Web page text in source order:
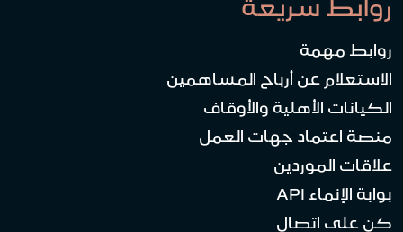
روابط سريعة
روابط مهمة
الاستعلام عن أرباح المساهمين
الكيانات الأهلية والأوقاف
منصة اعتماد جهات العمل
علاقات الموردين
بوابة الإنماء API
كن على اتصال